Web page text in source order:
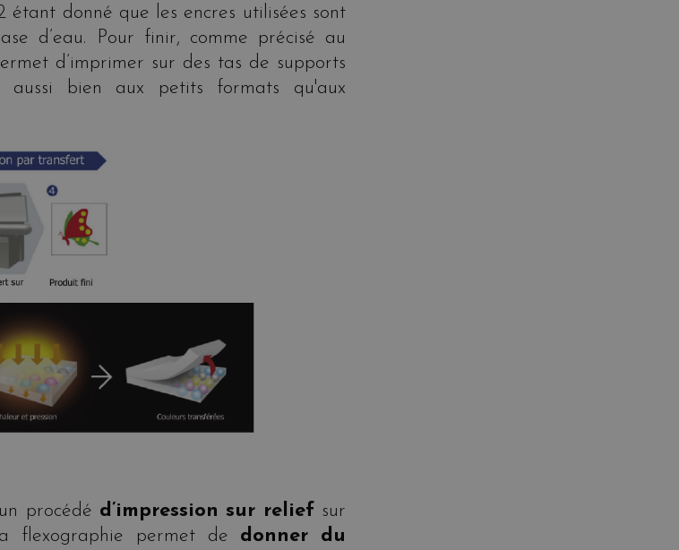
étant donné que les encres utilisées sont
d’eau. Pour finir, comme précisé au
d’imprimer sur des tas de supports
aussi bien aux petits formats qu'aux
procédé d’impression sur relief sur
flexographie permet de donner du